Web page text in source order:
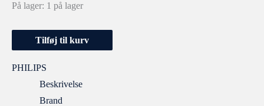
På lager: 1 på lager
Tilføj til kurv
PHILIPS
Beskrivelse
Brand